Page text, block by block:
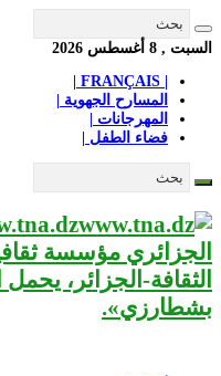
السبت , 8 أغسطس 2026
المسارح الجهوية |
المهرجانات |
فضاء الطفل |
الجزائري مؤسسة
الثقافة-الجزائر،
بشطارزي».